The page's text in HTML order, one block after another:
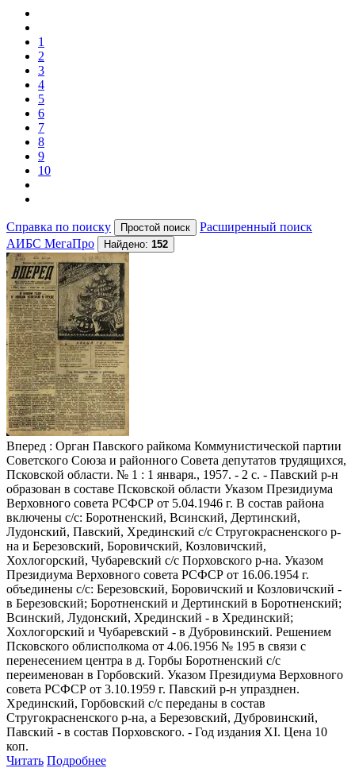
1
2
3
4
5
6
7
8
9
10
Справка по поиску
Расширенный поиск
АИБС МегаПро
Найдено: 152
Вперед : Орган Павского райкома Коммунистической партии
Советского Союза и районного Совета депутатов трудящихся,
Псковской области. № 1 : 1 января., 1957. - 2 с. - Павский р-н
образован в составе Псковской области Указом Президиума
Верховного совета РСФСР от 5.04.1946 г. В состав района
включены с/с: Боротненский, Всинский, Дертинский,
Лудонский, Павский, Хрединский с/с Стругокрасненского р-
на и Березовский, Боровичский, Козловичский,
Хохлогорский, Чубаревский с/с Порховского р-на. Указом
Президиума Верховного совета РСФСР от 16.06.1954 г.
объединены с/с: Березовский, Боровичский и Козловичский -
в Березовский; Боротненский и Дертинский в Боротненский;
Всинский, Лудонский, Хрединский - в Хрединский;
Хохлогорский и Чубаревский - в Дубровинский. Решением
Псковского облисполкома от 4.06.1956 № 195 в связи с
перенесением центра в д. Горбы Боротненский с/с
переименован в Горбовский. Указом Президиума Верховного
совета РСФСР от 3.10.1959 г. Павский р-н упразднен.
Хрединский, Горбовский с/с переданы в состав
Стругокрасненского р-на, а Березовский, Дубровинский,
Павский - в состав Порховского. - Год издания XI. Цена 10
коп.
Читать Подробнее